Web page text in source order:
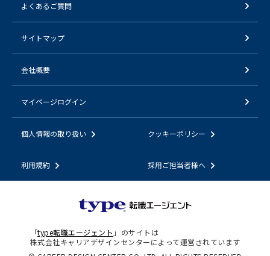
よくあるご質問
サイトマップ
会社概要
マイページログイン
個人情報の取り扱い クッキーポリシー
利用規約 採用ご担当者様へ
「type転職エージェント 」のサイトは
株式会社キャリアデザインセンターによって運営されています